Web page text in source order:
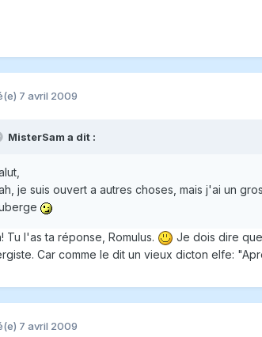
7 avril 2009
MisterSam a dit :
je suis ouvert a autres choses, mais j'ai un
Tu l'as ta réponse, Romulus.
Je dois dire
Car comme le dit un vieux dicton elfe:
7 avril 2009